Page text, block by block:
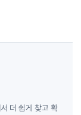
더 쉽게 찾고 확